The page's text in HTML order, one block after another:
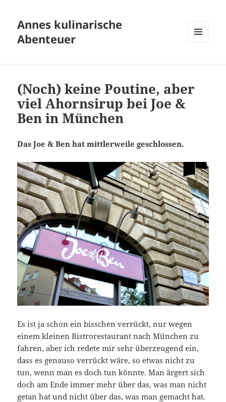
Annes kulinarische
Abenteuer
(Noch) keine Poutine, aber
viel Ahornsirup bei Joe &
Ben in München
Das Joe & Ben hat mittlerweile geschlossen.
Es ist ja schon ein bisschen verrückt, nur wegen
einem kleinen Bistrorestaurant nach München zu
fahren, aber ich redete mir sehr überzeugend ein,
dass es genauso verrückt wäre, so etwas nicht zu
tun, wenn man es doch tun könnte. Man ärgert sich
doch am Ende immer mehr über das, was man nicht
getan hat und nicht über das, was man gemacht hat.